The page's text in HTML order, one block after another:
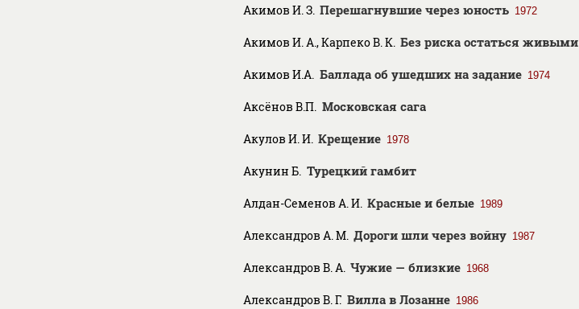
Акимов И. З. Перешагнувшие через юность 1972
Акимов И. А., Карпеко В. К. Без риска остаться живыми
Акимов И.А. Баллада об ушедших на задание 1974
Аксёнов В.П. Московская сага
Акулов И. И. Крещение 1978
Акунин Б. Турецкий гамбит
Алдан-Семенов А. И. Красные и белые 1989
Александров А. М. Дороги шли через войну 1987
Александров В. А. Чужие — близкие 1968
Александров В. Г. Вилла в Лозанне 1986